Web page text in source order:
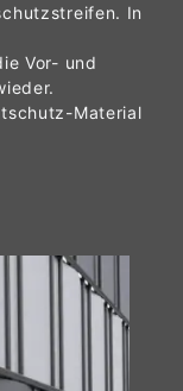
In
Vor- und
Material